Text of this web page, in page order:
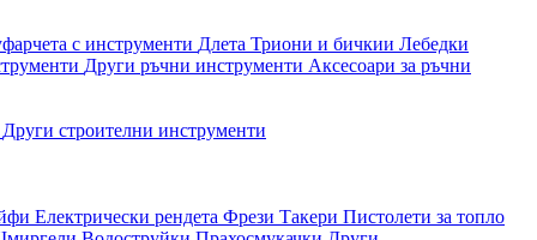
с инструменти Длета Триони и бичкии Лебедки
Други ръчни инструменти Аксесоари за ръчни
Други строителни инструменти
Електрически рендета Фрези Такери Пистолети за топло